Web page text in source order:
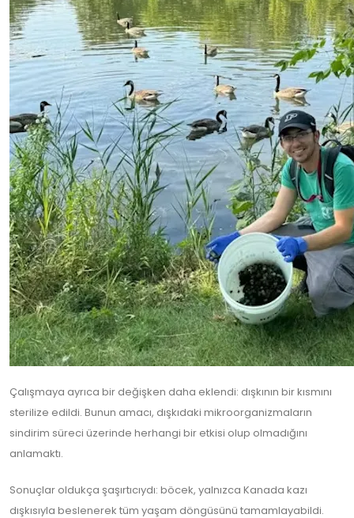
Çalışmaya ayrıca bir değişken daha eklendi: dışkının bir kısmını
sterilize edildi. Bunun amacı, dışkıdaki mikroorganizmaların
sindirim süreci üzerinde herhangi bir etkisi olup olmadığını
anlamaktı.
Sonuçlar oldukça şaşırtıcıydı: böcek, yalnızca Kanada kazı
dışkısıyla beslenerek tüm yaşam döngüsünü tamamlayabildi.